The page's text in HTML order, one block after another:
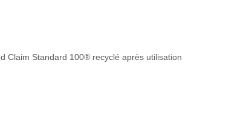
Claim Standard 100® recyclé après utilisation